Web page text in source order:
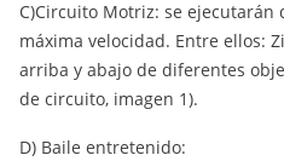
C)Circuito Motriz: se ejecutarán
máxima velocidad. Entre ellos:
arriba y abajo de diferentes
de circuito, imagen 1).
D) Baile entretenido: